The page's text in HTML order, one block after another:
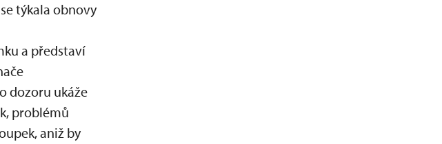
týkala obnovy
a představí
dozoru ukáže
problémů
aniž by